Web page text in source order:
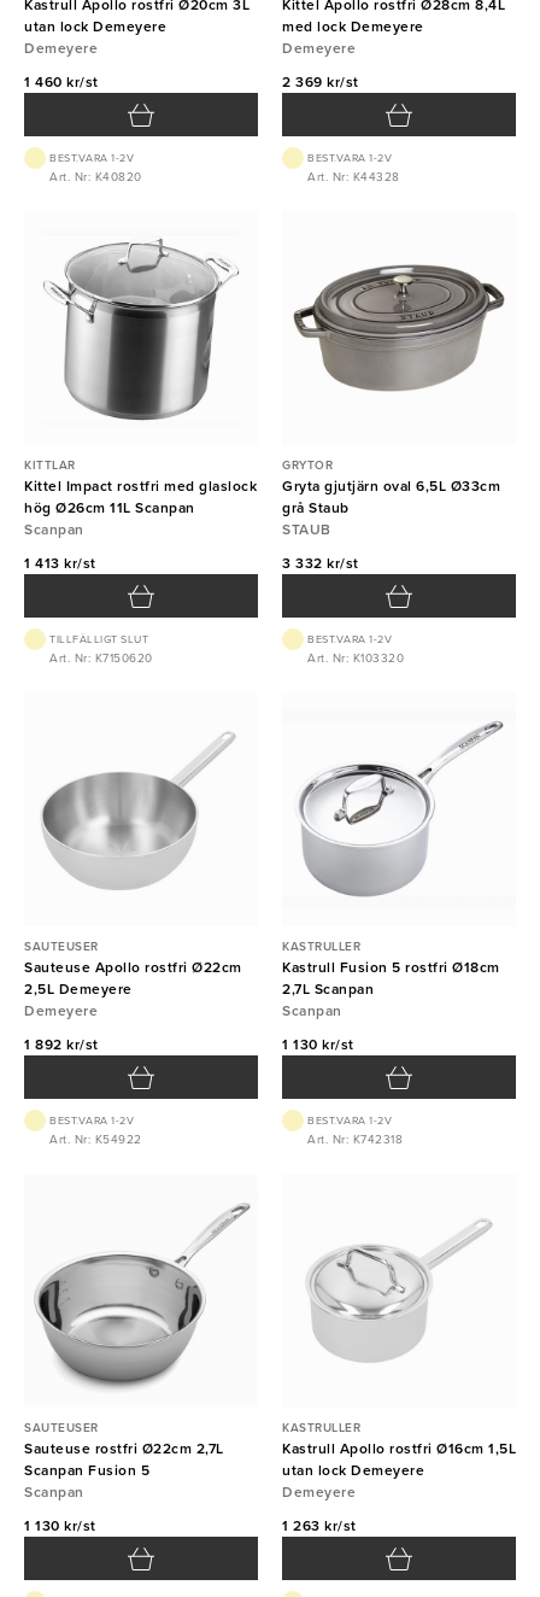
Kastrull Apollo rostfri Ø20cm 3L
utan lock Demeyere
Demeyere
1 460 kr/st
BEST.VARA 1-2V
Art. Nr: K40820
Kittel Apollo rostfri Ø28cm 8,4L
med lock Demeyere
Demeyere
2 369 kr/st
BEST.VARA 1-2V
Art. Nr: K44328
KITTLAR
Kittel Impact rostfri med glaslock
hög Ø26cm 11L Scanpan
Scanpan
1 413 kr/st
TILLFÄLLIGT SLUT
Art. Nr: K7150620
GRYTOR
Gryta gjutjärn oval 6,5L Ø33cm
grå Staub
STAUB
3 332 kr/st
BEST.VARA 1-2V
Art. Nr: K103320
SAUTEUSER
Sauteuse Apollo rostfri Ø22cm
2,5L Demeyere
Demeyere
1 892 kr/st
BEST.VARA 1-2V
Art. Nr: K54922
KASTRULLER
Kastrull Fusion 5 rostfri Ø18cm
2,7L Scanpan
Scanpan
1 130 kr/st
BEST.VARA 1-2V
Art. Nr: K742318
SAUTEUSER
Sauteuse rostfri Ø22cm 2,7L
Scanpan Fusion 5
Scanpan
1 130 kr/st
KASTRULLER
Kastrull Apollo rostfri Ø16cm 1,5L
utan lock Demeyere
Demeyere
1 263 kr/st